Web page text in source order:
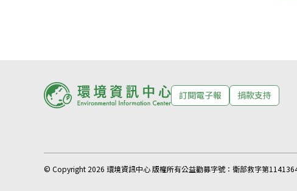
訂閱電子報 捐款支持
© Copyright 2026 環境資訊中心 版權所有公益勸募字號： 衛部救字第